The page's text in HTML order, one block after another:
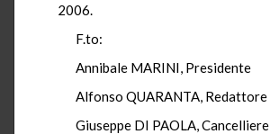
2006.
F.to:
Annibale MARINI, Presidente
Alfonso QUARANTA, Redattore
Giuseppe DI PAOLA, Cancelliere